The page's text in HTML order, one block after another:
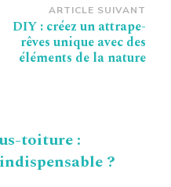
ARTICLE SUIVANT
DIY : créez un attrape-
rêves unique avec des
éléments de la nature
toiture :
?